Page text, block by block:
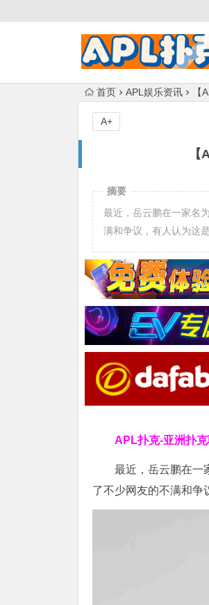
首页 APL娱乐资讯
A+
摘要
最近，岳云鹏在一家名
满和争议，有人认为这
APL扑克-亚洲扑
最近，岳云鹏在一
了不少网友的不满和争